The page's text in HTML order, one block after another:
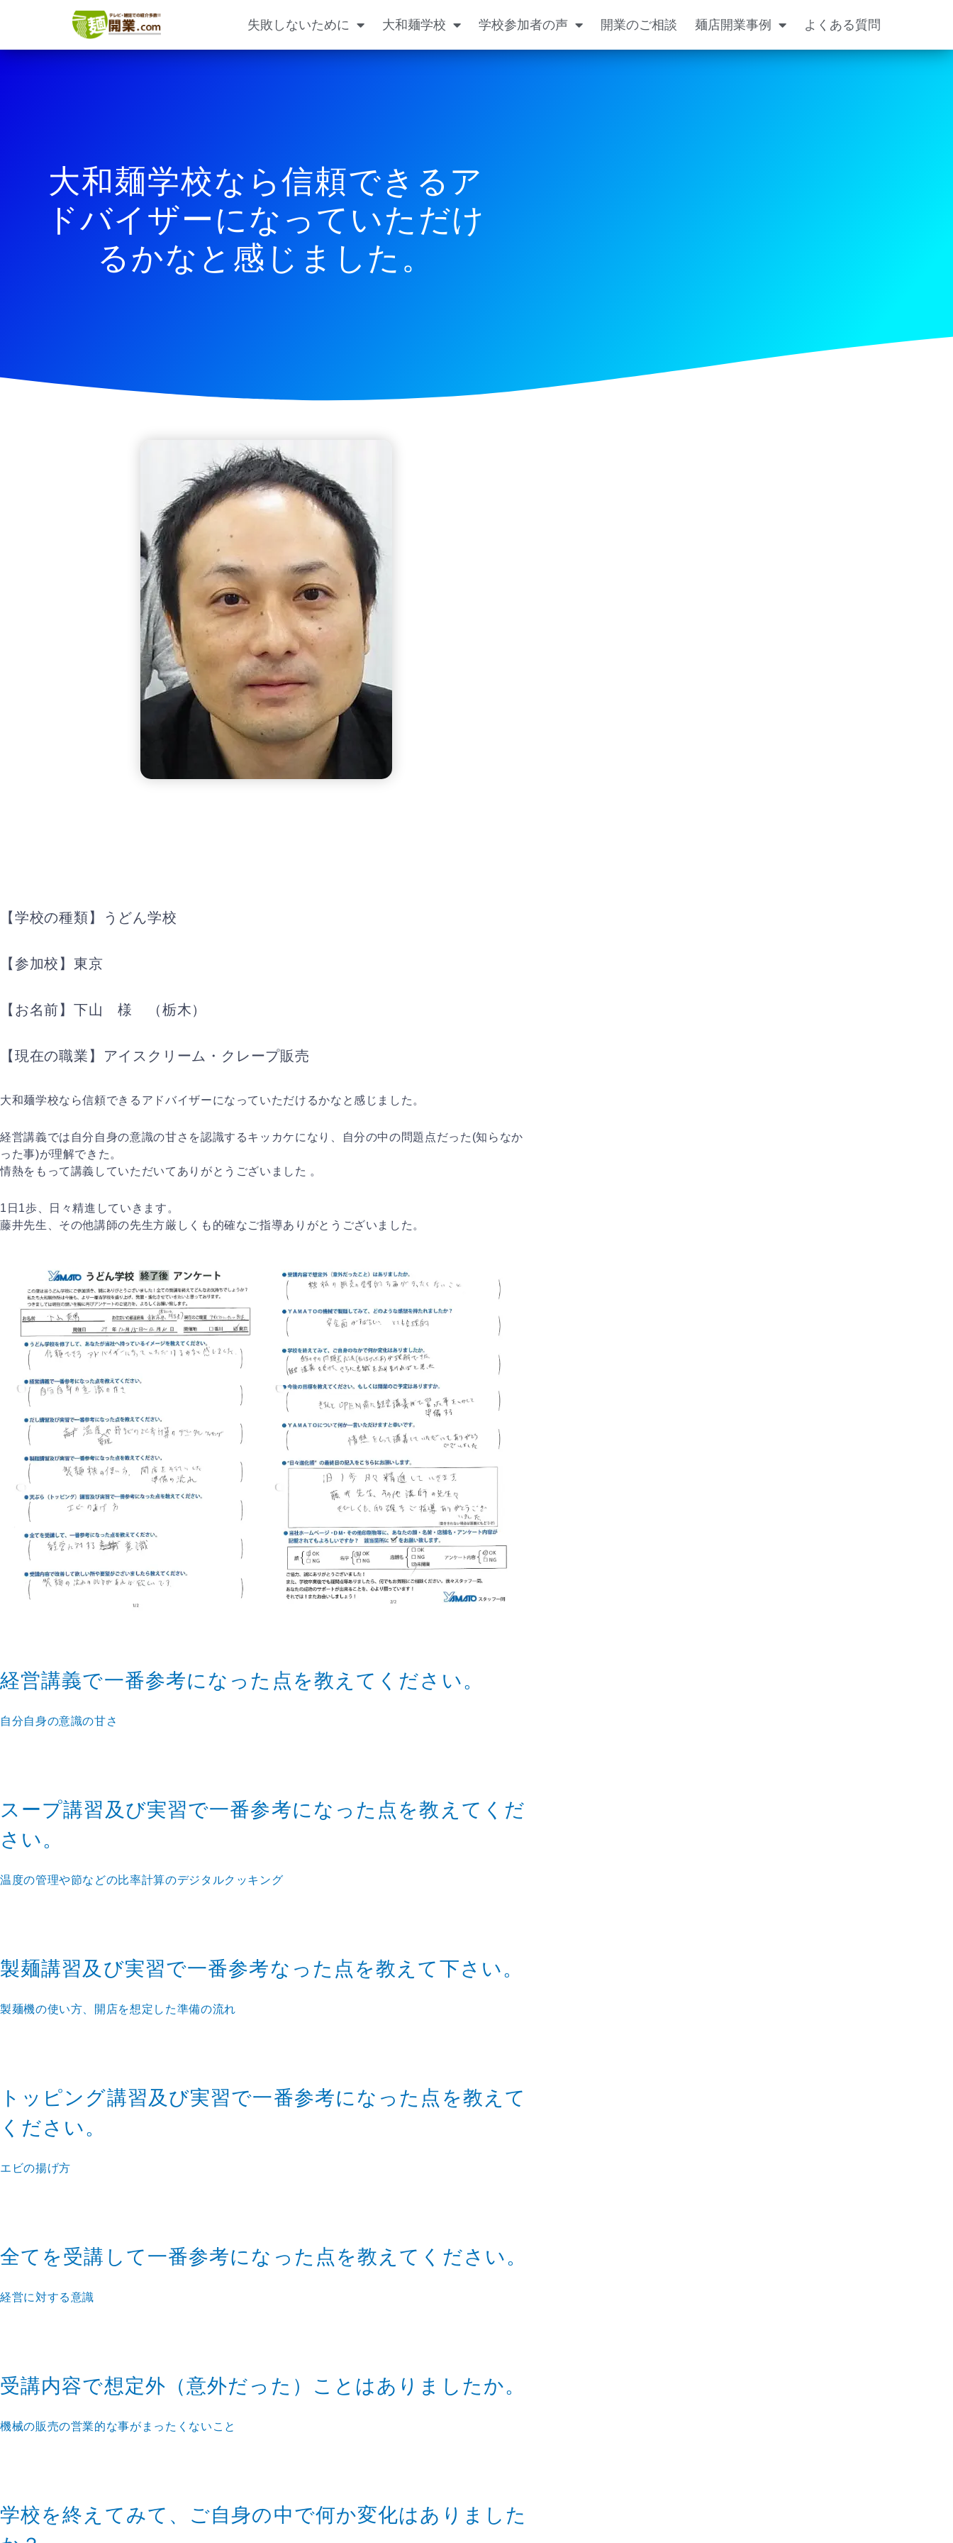
失敗しないために 大和麺学校 学校参加者の声 開業のご相談 麺店開業事例 よくある質問
大和麺学校なら信頼できるア
ドバイザーになっていただけ
るかなと感じました。
【学校の種類】うどん学校
【参加校】東京
【お名前】下山 様 （栃木）
【現在の職業】アイスクリーム・クレープ販売
大和麺学校なら信頼できるアドバイザーになっていただけるかなと感じました。
経営講義では自分自身の意識の甘さを認識するキッカケになり、自分の中の問題点だった(知らなか
った事)が理解できた。
情熱をもって講義していただいてありがとうございました 。
1日1歩、日々精進していきます。
藤井先生、その他講師の先生方厳しくも的確なご指導ありがとうございました。
経営講義で一番参考になった点を教えてください。
自分自身の意識の甘さ
スープ講習及び実習で一番参考になった点を教えてくだ
さい。
温度の管理や節などの比率計算のデジタルクッキング
製麺講習及び実習で一番参考なった点を教えて下さい。
製麺機の使い方、開店を想定した準備の流れ
トッピング講習及び実習で一番参考になった点を教えて
ください。
エビの揚げ方
全てを受講して一番参考になった点を教えてください。
経営に対する意識
受講内容で想定外（意外だった）ことはありましたか。
機械の販売の営業的な事がまったくないこと
学校を終えてみて、ご自身の中で何か変化はありました